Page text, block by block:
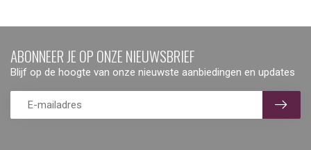
ABONNEER JE OP ONZE NIEUWSBRIEF
Blijf op de hoogte van onze nieuwste aanbiedingen en updates